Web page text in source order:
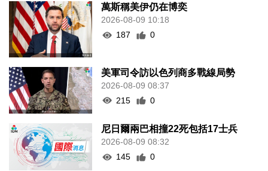
萬斯稱美伊仍在博奕
2026-08-09 10:18
187
0
美軍司令訪以色列商多戰線局勢
2026-08-09 08:37
215
0
尼日爾兩巴相撞22死包括17士兵
2026-08-09 08:32
145
0